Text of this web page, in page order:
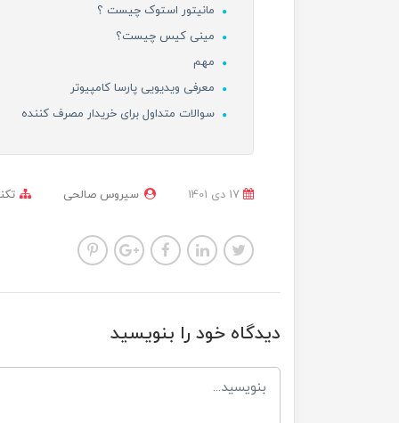
مانیتور استوک چیست ؟
مینی کیس چیست؟
مهم
معرفی ویدیویی پارسا کامپیوتر
سوالات متداول برای خریدار مصرف کننده
سیروس صالحی
دیدگاه خود را بنویسید